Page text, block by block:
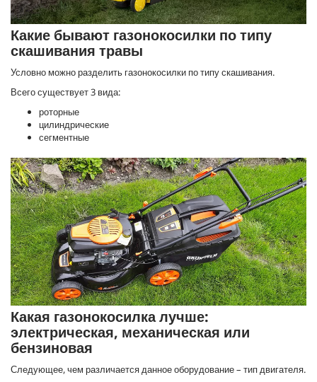
Какие бывают газонокосилки по типу
скашивания травы
Условно можно разделить газонокосилки по типу скашивания.
Всего существует 3 вида:
роторные
цилиндрические
сегментные
Какая газонокосилка лучше:
электрическая, механическая или
бензиновая
Следующее, чем различается данное оборудование – тип двигателя.